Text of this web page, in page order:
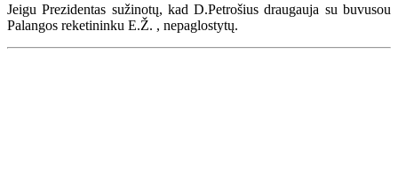
Jeigu Prezidentas sužinotų, kad D.Petrošius draugauja su buvusou
Palangos reketininku E.Ž. , nepaglostytų.